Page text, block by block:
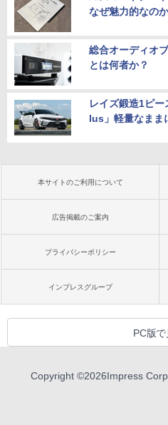
なぜ魅力的なの
総合オーディオ
とは何者か？
レイズ鍛造1ピ
lus」軽量なまま
本サイトのご利用について
広告掲載のご案内
プライバシーポリシー
インプレスグループ
PC版で
Copyright ©2026Impress